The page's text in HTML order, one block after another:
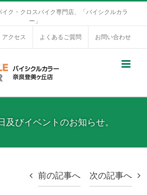
ク・クロスバイク専門店、「バイシクルカラ
ー」
アクセス よくあるご質問 お問い合わせ
及びイベントのお知らせ。
前の記事へ 次の記事へ